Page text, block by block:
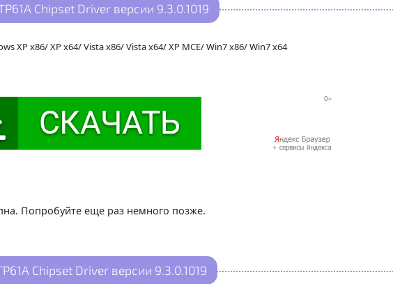
Chipset Driver версии 9.3.0.1019
XP x86/ XP x64/ Vista x86/ Vista x64/ XP MCE/ Win7 x86/ Win7 x64
Попробуйте еще раз немного позже.
Chipset Driver версии 9.3.0.1019